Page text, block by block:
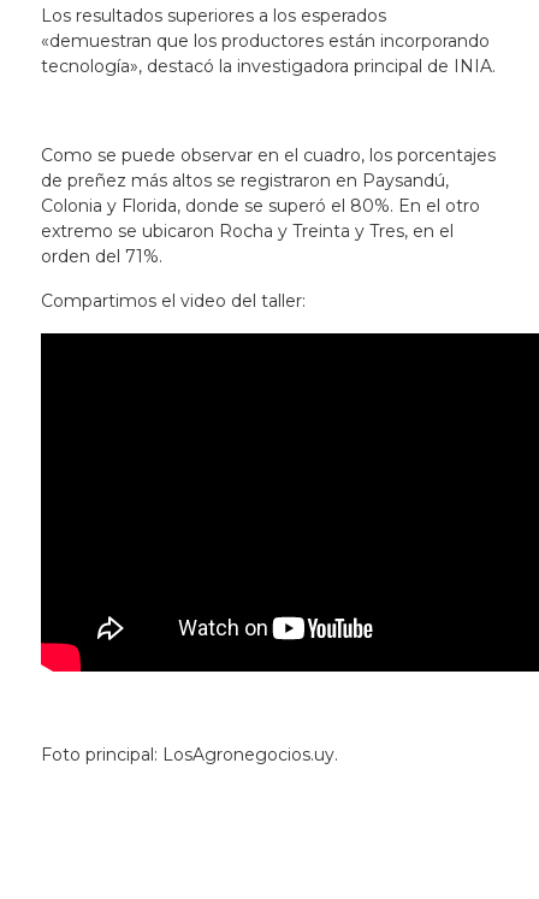
Los resultados superiores a los esperados
«demuestran que los productores están incorporando
tecnología», destacó la investigadora principal de INIA.
Como se puede observar en el cuadro, los porcentajes
de preñez más altos se registraron en Paysandú,
Colonia y Florida, donde se superó el 80%. En el otro
extremo se ubicaron Rocha y Treinta y Tres, en el
orden del 71%.
Compartimos el video del taller:
Foto principal: LosAgronegocios.uy.